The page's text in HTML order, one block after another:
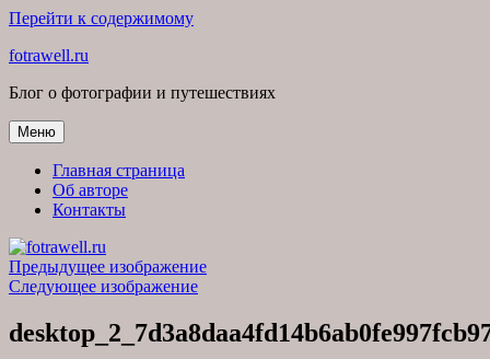
Перейти к содержимому
fotrawell.ru
Блог о фотографии и путешествиях
Меню
Главная страница
Об авторе
Контакты
Предыдущее изображение
Следующее изображение